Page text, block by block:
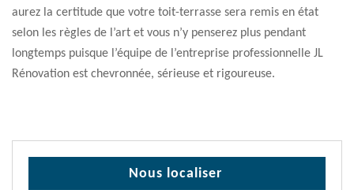
aurez la certitude que votre toit-terrasse sera remis en état
selon les règles de l’art et vous n’y penserez plus pendant
longtemps puisque l’équipe de l’entreprise professionnelle JL
Rénovation est chevronnée, sérieuse et rigoureuse.
Nous localiser